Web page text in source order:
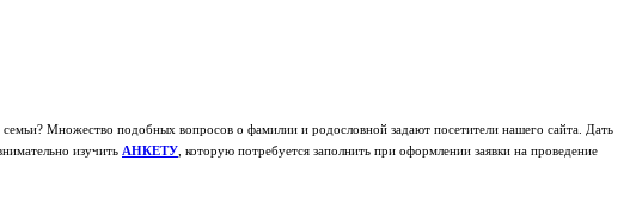
Множество подобных вопросов о фамилии и родословной задают посетители нашего сайта. Дать
изучить АНКЕТУ , которую потребуется заполнить при оформлении заявки на проведение